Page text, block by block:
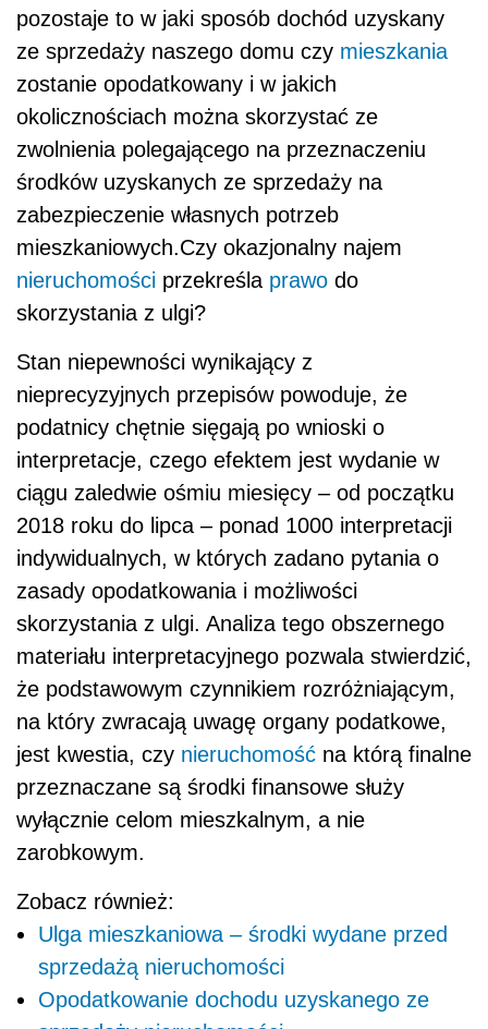
pozostaje to w jaki sposób dochód uzyskany
ze sprzedaży naszego domu czy mieszkania
zostanie opodatkowany i w jakich
okolicznościach można skorzystać ze
zwolnienia polegającego na przeznaczeniu
środków uzyskanych ze sprzedaży na
zabezpieczenie własnych potrzeb
mieszkaniowych.Czy okazjonalny najem
nieruchomości przekreśla prawo do
skorzystania z ulgi?
Stan niepewności wynikający z
nieprecyzyjnych przepisów powoduje, że
podatnicy chętnie sięgają po wnioski o
interpretacje, czego efektem jest wydanie w
ciągu zaledwie ośmiu miesięcy – od początku
2018 roku do lipca – ponad 1000 interpretacji
indywidualnych, w których zadano pytania o
zasady opodatkowania i możliwości
skorzystania z ulgi. Analiza tego obszernego
materiału interpretacyjnego pozwala stwierdzić,
że podstawowym czynnikiem rozróżniającym,
na który zwracają uwagę organy podatkowe,
jest kwestia, czy nieruchomość na którą finalne
przeznaczane są środki finansowe służy
wyłącznie celom mieszkalnym, a nie
zarobkowym.
Zobacz również:
Ulga mieszkaniowa – środki wydane przed
sprzedażą nieruchomości
Opodatkowanie dochodu uzyskanego ze